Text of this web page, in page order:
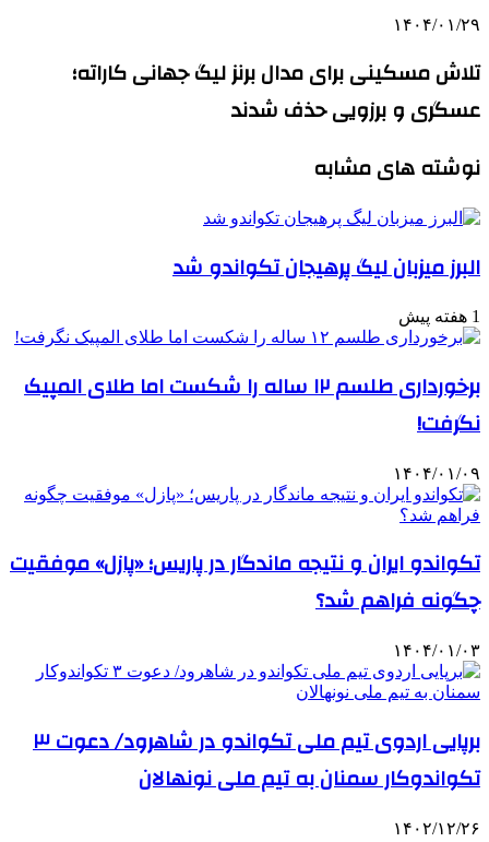
۱۴۰۴/۰۱/۲۹
تلاش مسکینی برای مدال برنز لیگ جهانی کاراته؛
عسگری و برزویی حذف شدند
نوشته های مشابه
البرز میزبان لیگ پرهیجان تکواندو شد
1 هفته پیش
برخورداری طلسم ۱۲ ساله را شکست اما طلای المپیک
نگرفت!
۱۴۰۴/۰۱/۰۹
تکواندو ایران و نتیجه ماندگار در پاریس؛ «پازل» موفقیت
چگونه فراهم شد؟
۱۴۰۴/۰۱/۰۳
برپایی اردوی تیم ملی تکواندو در شاهرود/ دعوت ۳
تکواندوکار سمنان به تیم ملی نونهالان
۱۴۰۲/۱۲/۲۶